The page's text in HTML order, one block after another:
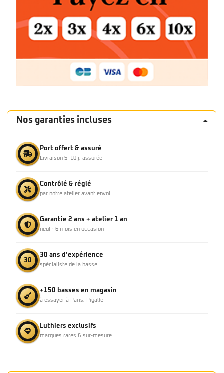
Nos garanties incluses
Port offert & assuré
Livraison 5–10 j, assurée
Contrôlé & réglé
par notre atelier avant envoi
Garantie 2 ans + atelier 1 an
neuf · 6 mois en occasion
30
30 ans d’expérience
spécialiste de la basse
+150 basses en magasin
à essayer à Paris, Pigalle
Luthiers exclusifs
marques rares & sur-mesure